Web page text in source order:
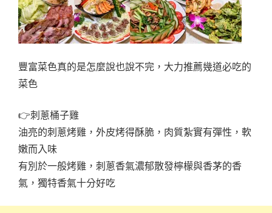
豐富菜色真的是怎麼說也說不完，大力推薦幾道必吃的
菜色
👉刺蔥桶子雞
油亮的刺蔥烤雞，外皮烤得酥脆，肉質紮實有彈性，軟
嫩而入味
有別於一般烤雞，刺蔥香氣濃郁散發檸檬與香茅的香
氣，獨特香氣十分好吃